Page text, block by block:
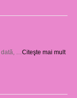
dată, …Citeşte mai mult